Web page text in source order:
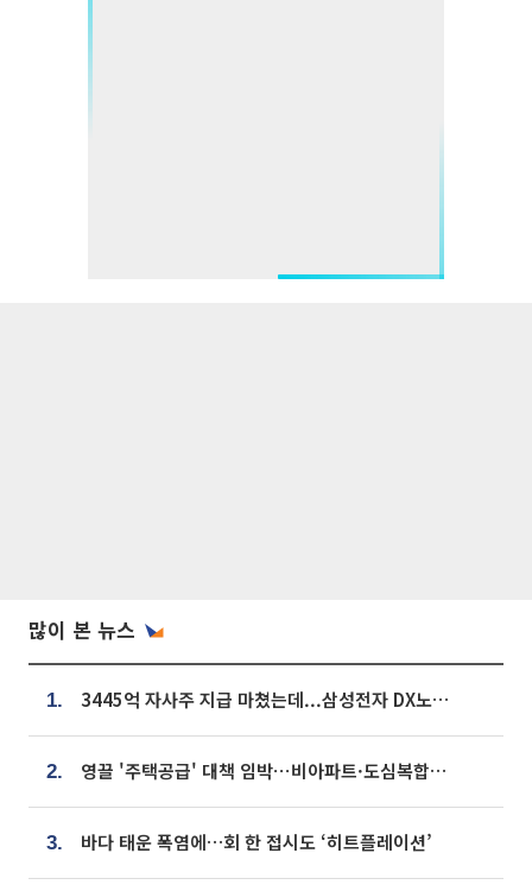
많이 본 뉴스
1. 3445억 자사주 지급 마쳤는데...삼성전자 DX노조, 뒤늦은 '떼쓰기 집회'
2. 영끌 '주택공급' 대책 임박⋯비아파트·도심복합까지 총동원
3. 바다 태운 폭염에…회 한 접시도 ‘히트플레이션’